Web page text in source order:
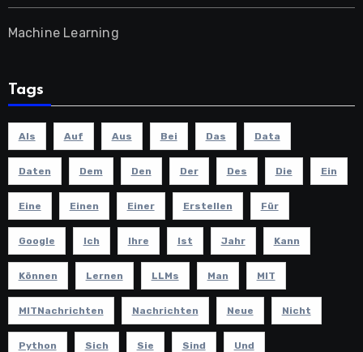
Machine Learning
Tags
Als Auf Aus Bei Das Data
Daten Dem Den Der Des Die Ein
Eine Einen Einer Erstellen Für
Google Ich Ihre Ist Jahr Kann
Können Lernen LLMs Man MIT
MITNachrichten Nachrichten Neue Nicht
Python Sich Sie Sind Und